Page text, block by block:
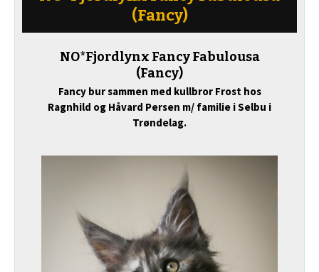
(Fancy)
NO*Fjordlynx Fancy Fabulousa
(Fancy)
Fancy bur sammen med kullbror Frost hos
Ragnhild og Håvard Persen m/ familie i Selbu i
Trøndelag.